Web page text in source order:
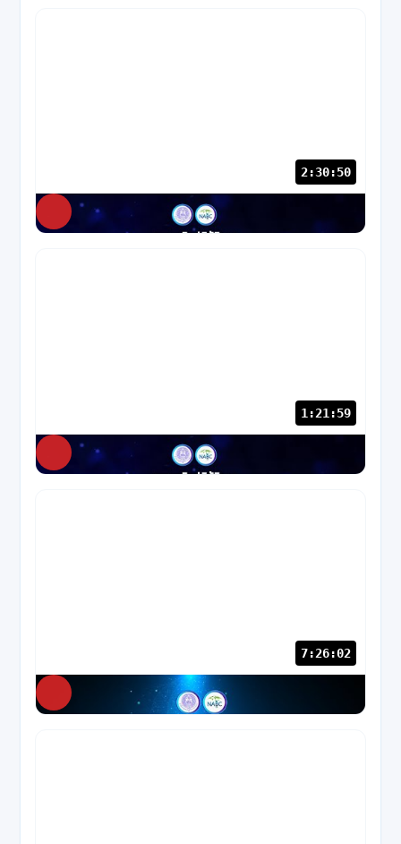
2:30:50
NABC
1:21:59
NABC
7:26:02
NABC